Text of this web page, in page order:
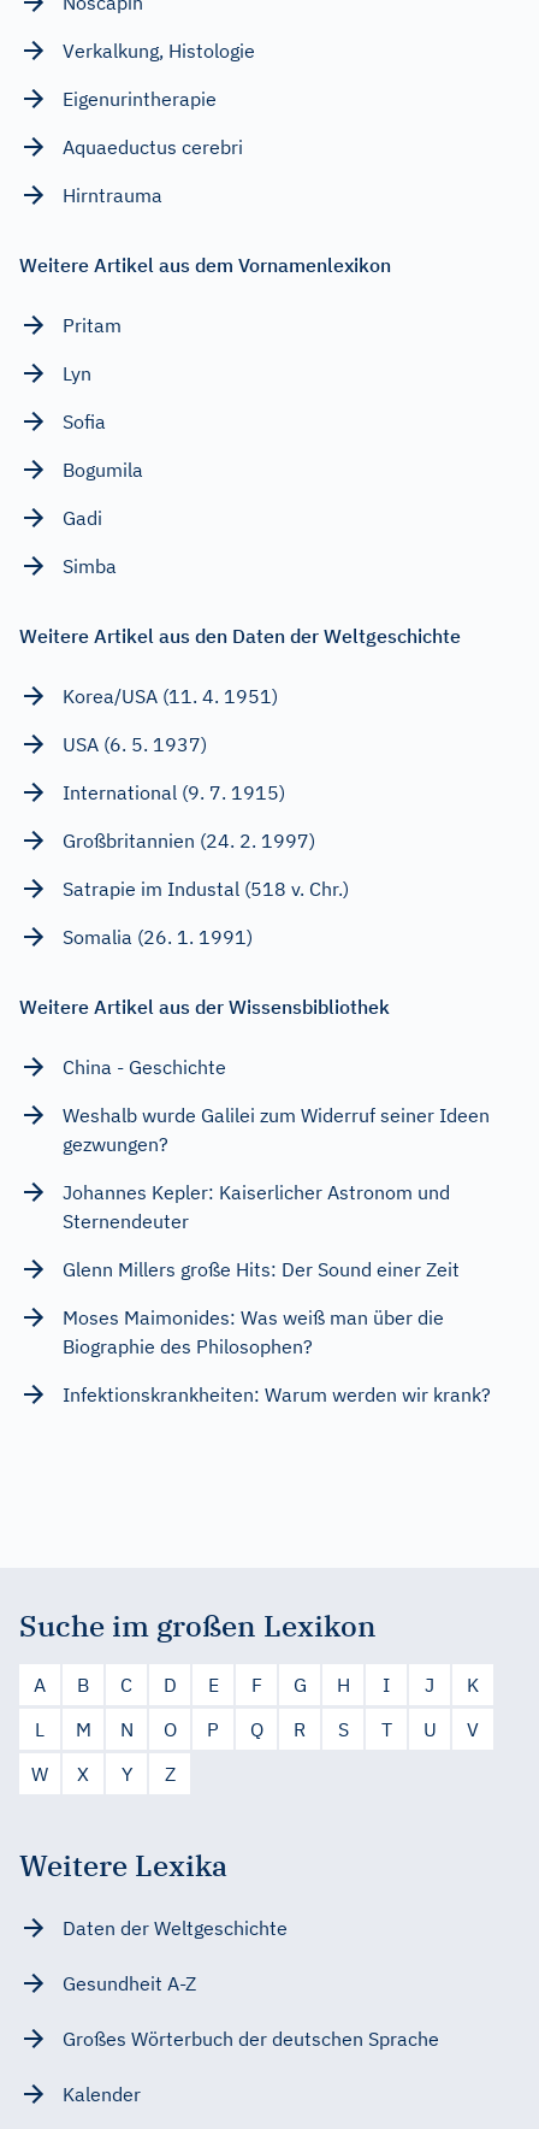
Verkalkung, Histologie
Eigenurintherapie
Aquaeductus cerebri
Hirntrauma
Weitere Artikel aus dem Vornamenlexikon
Pritam
Lyn
Sofia
Bogumila
Gadi
Simba
Weitere Artikel aus den Daten der Weltgeschichte
Korea/USA (11. 4. 1951)
USA (6. 5. 1937)
International (9. 7. 1915)
Großbritannien (24. 2. 1997)
Satrapie im Industal (518 v. Chr.)
Somalia (26. 1. 1991)
Weitere Artikel aus der Wissensbibliothek
China - Geschichte
Weshalb wurde Galilei zum Widerruf seiner Ideen
gezwungen?
Johannes Kepler: Kaiserlicher Astronom und
Sternendeuter
Glenn Millers große Hits: Der Sound einer Zeit
Moses Maimonides: Was weiß man über die
Biographie des Philosophen?
Infektionskrankheiten: Warum werden wir krank?
Suche im großen Lexikon
A B C D E F G H I J
K
L
M N O P Q R S T U
V
W
X Y Z
Weitere Lexika
Daten der Weltgeschichte
Gesundheit A-Z
Großes Wörterbuch der deutschen Sprache
Kalender